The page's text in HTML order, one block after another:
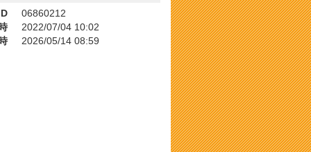
06860212
2022/07/04 10:02
2026/05/14 08:59